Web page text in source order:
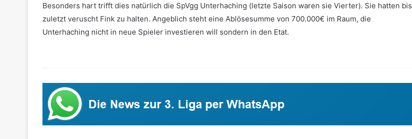
Besonders hart trifft dies natürlich die SpVgg Unterhaching (letzte Saison waren sie Vierter). Sie hatten bis
zuletzt veruscht Fink zu halten. Angeblich steht eine Ablösesumme von 700.000€ im Raum, die
Unterhaching nicht in neue Spieler investieren will sondern in den Etat.